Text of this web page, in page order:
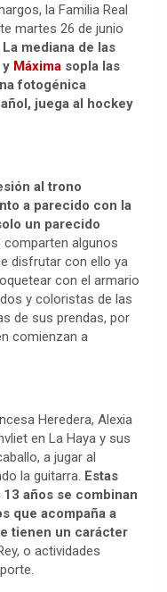
la Familia Real
martes 26 de junio
La mediana de las
y Máxima sopla las
fotogénica
juega al hockey
al trono
a parecido con la
un parecido
comparten algunos
disfrutar con ello ya
con el armario
y coloristas de las
de sus prendas, por
comienzan a
Heredera, Alexia
en La Haya y sus
a jugar al
la guitarra. Estas
años se combinan
que acompaña a
tienen un carácter
o actividades